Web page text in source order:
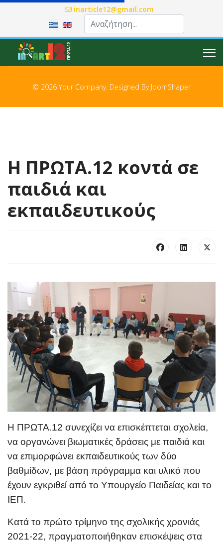
inarticle12@gmail.com
Επιλέξτε τη γλώσσα σας
© 2026 Your Company. Designed By JoomShaper
Η ΠΡΩΤΑ.12 κοντά σε
παιδιά και
εκπαιδευτικούς
Η ΠΡΩΤΑ.12 συνεχίζει να επισκέπτεται σχολεία,
να οργανώνει βιωματικές δράσεις με παιδιά και
να επιμορφώνει εκπαιδευτικούς των δύο
βαθμίδων, με βάση πρόγραμμα και υλικό που
έχουν εγκριθεί από το Υπουργείο Παιδείας και το
ΙΕΠ.
Κατά το πρώτο τρίμηνο της σχολικής χρονιάς
2021-22, πραγματοποιήθηκαν επισκέψεις στα